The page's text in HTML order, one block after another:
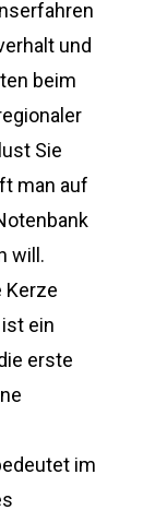
und
beim
Sie
man auf
will.
Kerze
ein
erste
im